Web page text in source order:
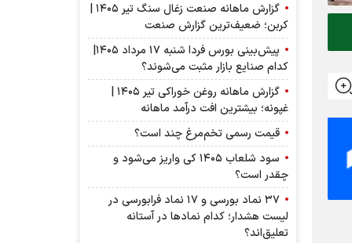
گزارش ماهانه صنعت زغال سنگ تیر ۱۴۰۵ |
کربن؛ ضعیف‌ترین گزارش صنعت
پیش‌بینی بورس فردا شنبه ۱۷ مرداد ۱۴۰۵|
کدام صنایع بازار مثبت می‌شوند؟
گزارش ماهانه روغن خوراکی تیر ۱۴۰۵ |
غپونه؛ بیشترین افت درآمد ماهانه
قیمت رسمی تخم‌مرغ چند است؟
سود شلعاب ۱۴۰۵ کی واریز می‌شود و
چقدر است؟
۳۷ نماد بورسی و ۱۷ نماد فرابورسی در
لیست هشدار؛ کدام نماد‌ها در آستانه
تعلیق‌اند؟